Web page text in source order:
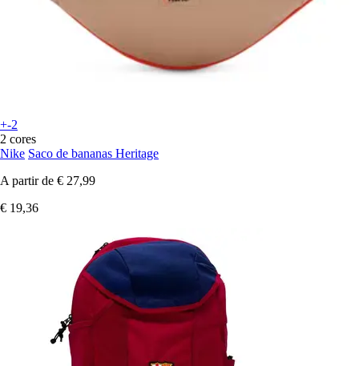
+-2
2 cores
Nike Saco de bananas Heritage
A partir de € 27,99
€ 19,36